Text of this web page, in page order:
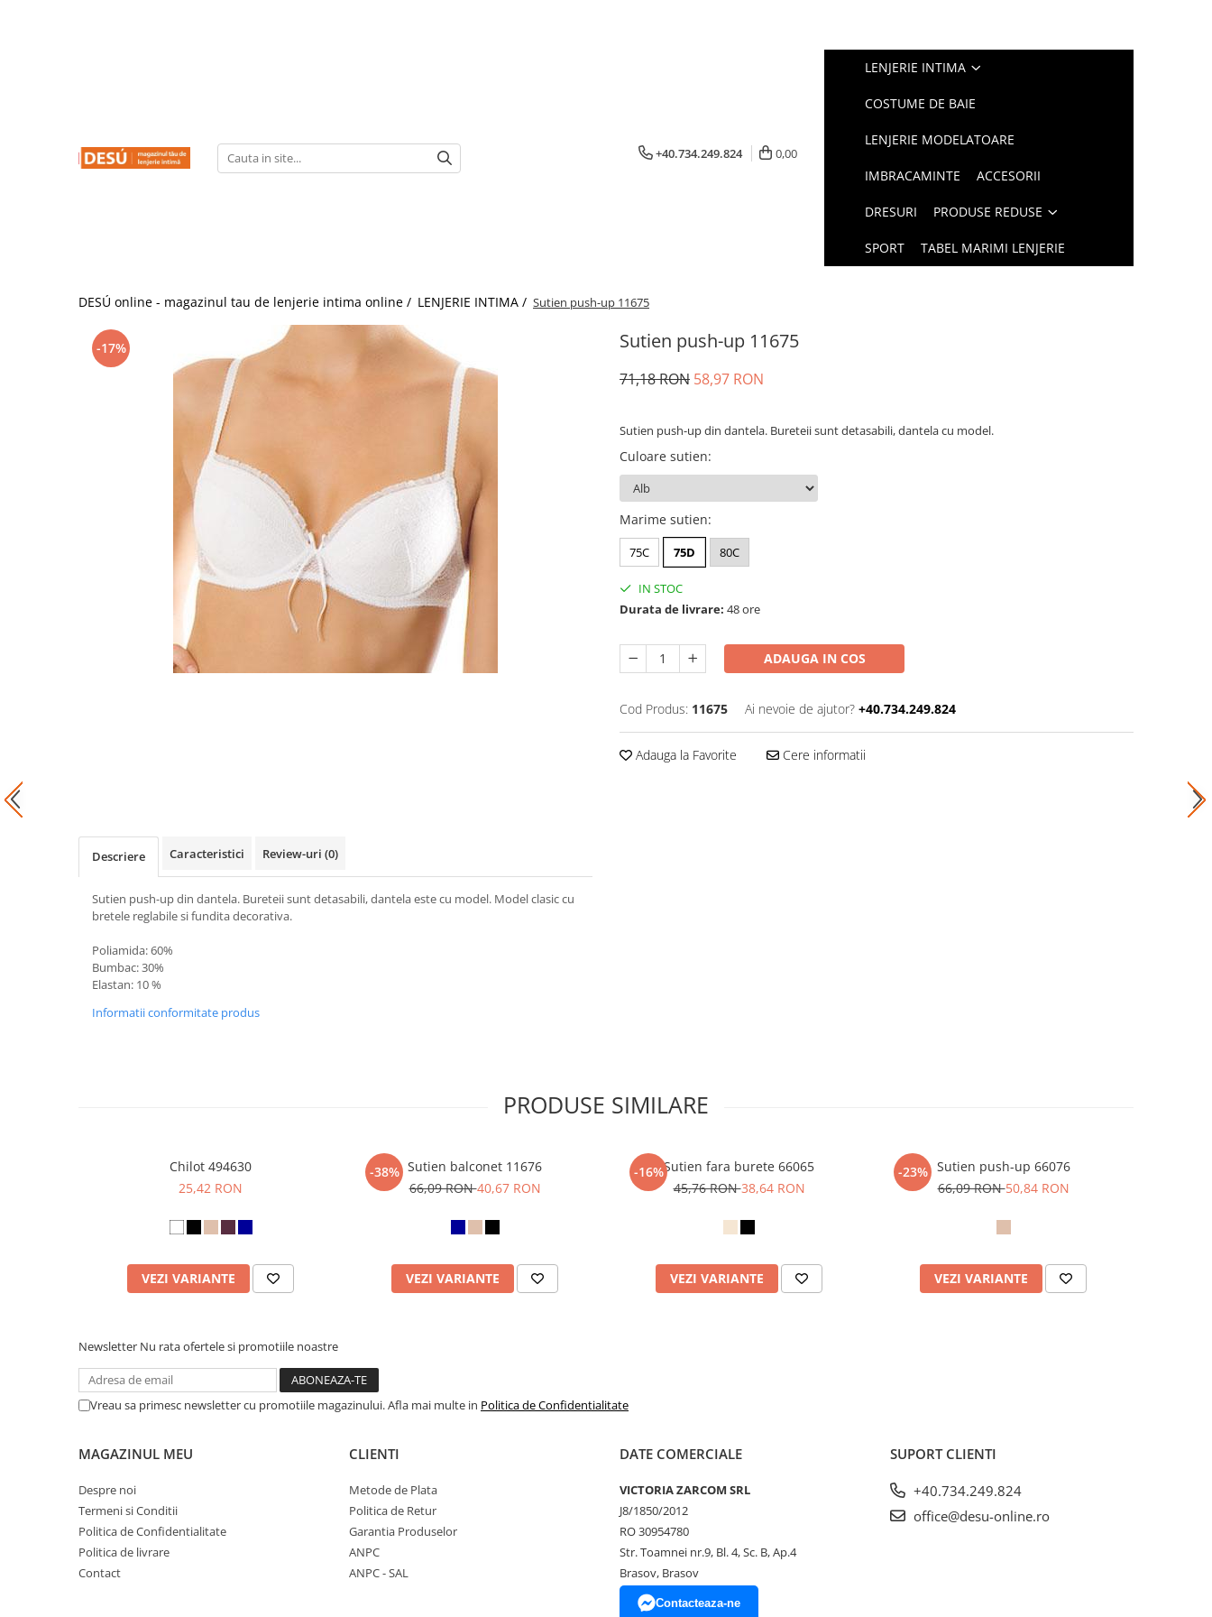
+40.734.249.824 0,00
LENJERIE INTIMA
COSTUME DE BAIE
LENJERIE MODELATOARE
IMBRACAMINTE ACCESORII
DRESURI PRODUSE REDUSE
SPORT TABEL MARIMI LENJERIE
DESÚ online - magazinul tau de lenjerie intima online / LENJERIE INTIMA / Sutien push-up 11675
-17% Sutien push-up 11675
71,18 RON 58,97 RON
Sutien push-up din dantela. Bureteii sunt detasabili, dantela cu model.
Culoare sutien:
Marime sutien:
75C 75D 80C
IN STOC
Durata de livrare: 48 ore
ADAUGA IN COS
Cod Produs: 11675 Ai nevoie de ajutor? +40.734.249.824
Adauga la Favorite Cere informatii
Descriere Caracteristici Review-uri (0)
Sutien push-up din dantela. Bureteii sunt detasabili, dantela este cu model. Model clasic cu
bretele reglabile si fundita decorativa.
Poliamida: 60%
Bumbac: 30%
Elastan: 10 %
Informatii conformitate produs
PRODUSE SIMILARE
Chilot 494630
25,42 RON
VEZI VARIANTE
-38% Sutien balconet 11676
66,09 RON40,67 RON
VEZI VARIANTE
-16%Sutien fara burete 66065
45,76 RON38,64 RON
VEZI VARIANTE
-23% Sutien push-up 66076
66,09 RON50,84 RON
VEZI VARIANTE
Newsletter Nu rata ofertele si promotiile noastre
Vreau sa primesc newsletter cu promotiile magazinului. Afla mai multe in Politica de Confidentialitate
MAGAZINUL MEU
Despre noi
Termeni si Conditii
Politica de Confidentialitate
Politica de livrare
Contact
CLIENTI
Metode de Plata
Politica de Retur
Garantia Produselor
ANPC
ANPC - SAL
DATE COMERCIALE
VICTORIA ZARCOM SRL
J8/1850/2012
RO 30954780
Str. Toamnei nr.9, Bl. 4, Sc. B, Ap.4
Brasov, Brasov
Contacteaza-ne
SUPORT CLIENTI
+40.734.249.824
office@desu-online.ro